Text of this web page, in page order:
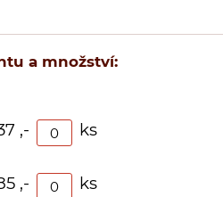
a množství:
,- ks
,- ks